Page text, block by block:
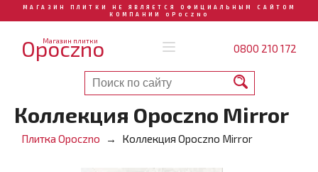
МАГАЗИН ПЛИТКИ НЕ ЯВЛЯЕТСЯ ОФИЦИАЛЬНЫМ САЙТОМ
КОМПАНИИ OPOCZNO
Магазин плитки
Opoczno 0800 210 172
Коллекция Opoczno Mirror
Плитка Opoczno Коллекция Opoczno Mirror